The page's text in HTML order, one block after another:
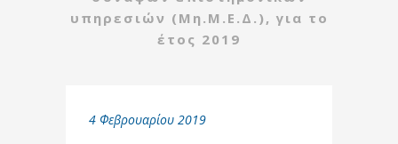
υπηρεσιών (Μη.Μ.Ε.Δ.), για το
έτος 2019
4 Φεβρουαρίου 2019